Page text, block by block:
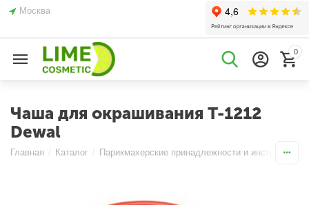
Москва
0
Чаша для окрашивания T-1212
Dewal
Главная / Каталог / Парикмахерские принадлежности и инструменты